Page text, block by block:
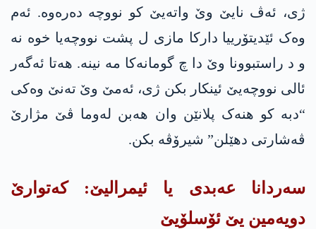
ژی، ئەڤ نایێ وێ واتەیێ کو نووچە دەرەوە. ئەم
وەک ئێدیتۆرییا دارکا مازی ل پشت نووچەیا خوە نە
و د راستبوونا وێ دا چ گومانەکا مە نینه‌. ھەتا ئەگەر
ئالی نووچەیێ ئینکار بکن ژی، ئەمێ وێ تەنێ وەکی
“دبە کو ھنەک پلانێن وان هه‌بن له‌وما ڤێ مژارێ
ڤەشارتی دھێلن” شیرۆڤە بکن.
سەردانا عه‌بدی یا ئیمرالیێ: كه‌توارێ
دویەمین یێ ئۆسلۆیێ